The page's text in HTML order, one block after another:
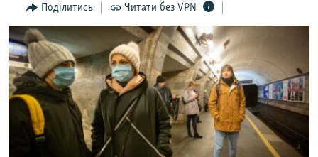
Перейти
до
пошуку
ПОГЛЯД
ІНТЕРВ'Ю
ВСЕ ЗА ДЕНЬ
СПЕЦПРОЕКТИ
ДЕПОРТАЦІЯ
ВІДЕОУРОКИ «ELIFBE»
ЯК ОБІЙТИ БЛОКУВАННЯ
Поділитись Читати без VPN